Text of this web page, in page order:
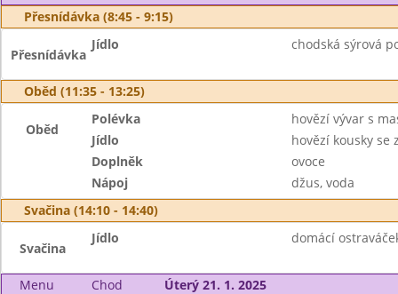
Přesnídávka (8:45 - 9:15)
Přesnídávka
Jídlo chodská sýrová
Oběd (11:35 - 13:25)
Oběd
Polévka
hovězí vývar s
Jídlo
hovězí kousky
Doplněk
ovoce
Nápoj
džus, voda
Svačina (14:10 - 14:40)
Svačina
Jídlo domácí
Menu Chod
Úterý 21. 1. 2025